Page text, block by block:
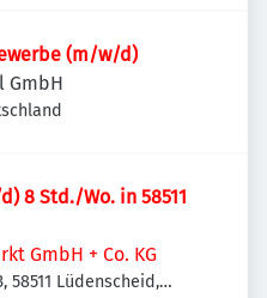
(m/w/d)
GmbH
8 Std./Wo. in 58511
GmbH + Co. KG
58511 Lüdenscheid,